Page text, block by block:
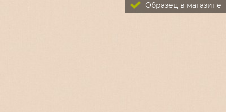
Образец в магазине